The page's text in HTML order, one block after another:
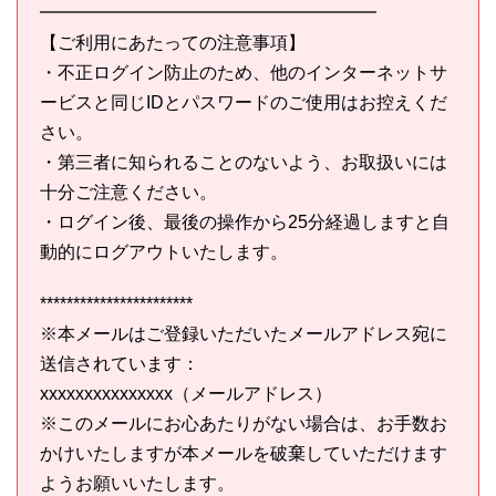
━━━━━━━━━━━━━━━━━━━
【ご利用にあたっての注意事項】
・不正ログイン防止のため、他のインターネットサ
ービスと同じIDとパスワードのご使用はお控えくだ
さい。
・第三者に知られることのないよう、お取扱いには
十分ご注意ください。
・ログイン後、最後の操作から25分経過しますと自
動的にログアウトいたします。
***********************
※本メールはご登録いただいたメールアドレス宛に
送信されています：
xxxxxxxxxxxxxxx（メールアドレス）
※このメールにお心あたりがない場合は、お手数お
かけいたしますが本メールを破棄していただけます
ようお願いいたします。